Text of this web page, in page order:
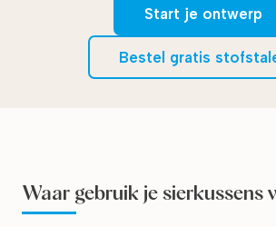
Start je ontwerp
Bestel gratis
Waar gebruik je sierkussens